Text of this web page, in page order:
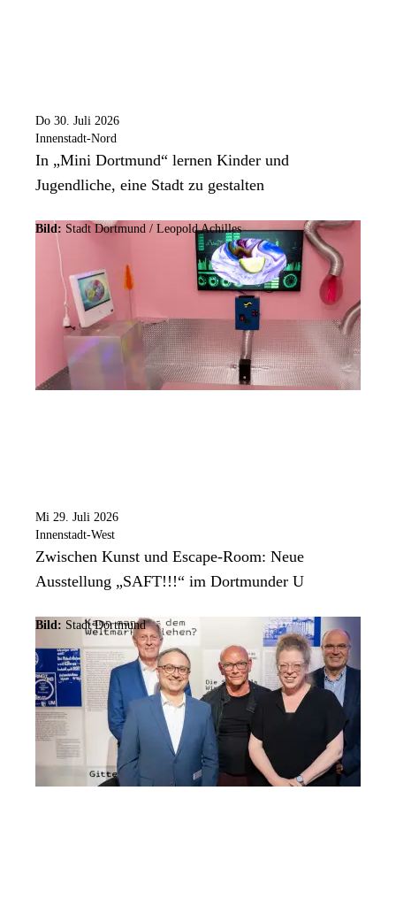
Do 30. Juli 2026
Innenstadt-Nord
In „Mini Dortmund“ lernen Kinder und
Jugendliche, eine Stadt zu gestalten
Bild: Stadt Dortmund / Leopold Achilles
Mi 29. Juli 2026
Innenstadt-West
Zwischen Kunst und Escape-Room: Neue
Ausstellung „SAFT!!!“ im Dortmunder U
Bild: Stadt Dortmund